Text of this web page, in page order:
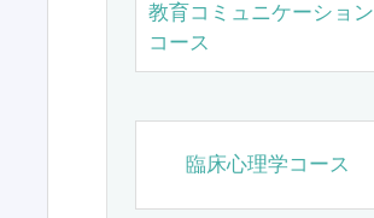
教育コミュニケーション
コース
臨床心理学コース